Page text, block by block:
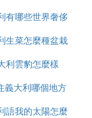
山區，甚至在
的一道風景，
們的瓊漿，讓
有哪些世界奢侈
品牌
生菜怎麼種盆栽
利雲豹怎麼樣
義大利哪個地方
語我的太陽怎麼